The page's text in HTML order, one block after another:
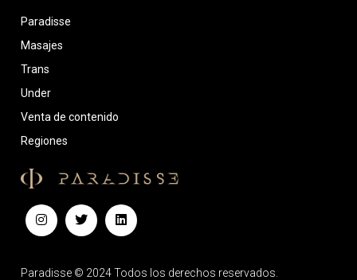
Paradisse © 2024 Todos los derechos reservados.
Paradisse
Masajes
Trans
Under
Venta de contenido
Regiones